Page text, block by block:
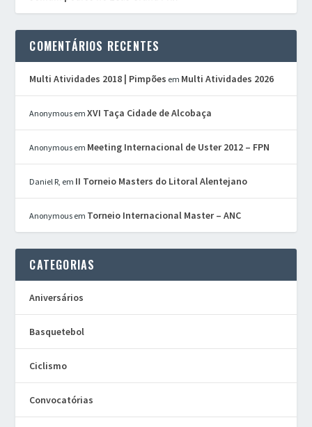
COMENTÁRIOS RECENTES
Multi Atividades 2018 | Pimpões em Multi Atividades 2026
Anonymous emXVI Taça Cidade de Alcobaça
Anonymous em Meeting Internacional de Uster 2012 – FPN
Daniel R, em II Torneio Masters do Litoral Alentejano
Anonymous em Torneio Internacional Master – ANC
CATEGORIAS
Aniversários
Basquetebol
Ciclismo
Convocatórias